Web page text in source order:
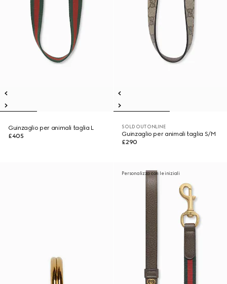
Guinzaglio per animali taglia L
£405
SOLD OUT ONLINE
Guinzaglio per animali taglia S/M
£290
Personalizza con le iniziali